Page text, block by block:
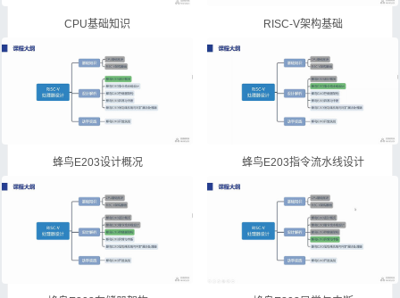
CPU基础知识 RISC-V架构基础
蜂鸟E203设计概况 蜂鸟E203指令流水线设计